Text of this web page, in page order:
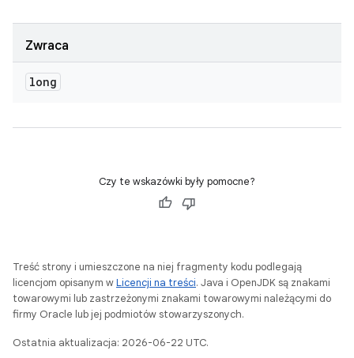
Zwraca
long
Czy te wskazówki były pomocne?
Treść strony i umieszczone na niej fragmenty kodu podlegają
licencjom opisanym wLicencji na treści. Java i OpenJDK są znakami
towarowymi lub zastrzeżonymi znakami towarowymi należącymi do
firmy Oracle lub jej podmiotów stowarzyszonych.
Ostatnia aktualizacja: 2026-06-22 UTC.